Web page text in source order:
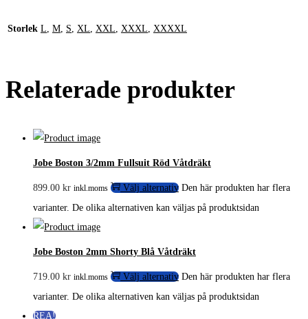
Storlek L M S XL XXL XXXL XXXXL
Relaterade produkter
Jobe Boston 3/2mm Fullsuit Röd Våtdräkt
899.00 kr inkl.moms Välj alternativ Den här produkten har flera
varianter. De olika alternativen kan väljas på produktsidan
Jobe Boston 2mm Shorty Blå Våtdräkt
719.00 kr inkl.moms Välj alternativ Den här produkten har flera
varianter. De olika alternativen kan väljas på produktsidan
REA!